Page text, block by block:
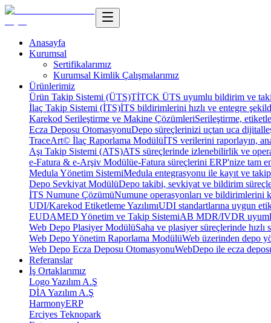
Anasayfa
Kurumsal
Sertifikalarımız
Kurumsal Kimlik Çalışmalarımız
Ürünlerimiz
Ürün Takip Sistemi (ÜTS)TİTCK ÜTS uyumlu bildirim ve
İlaç Takip Sistemi (İTS)İTS bildirimlerini hızlı ve entegre
Karekod Serileştirme ve Makine ÇözümleriSerileştirme,
Ecza Deposu OtomasyonuDepo süreçlerinizi uçtan uca
TraceArt© İlaç Raporlama ModülüİTS verilerini raporlayın,
Aşı Takip Sistemi (ATS)ATS süreçlerinde izlenebilirlik ve
e-Fatura & e-Arşiv Modülüe-Fatura süreçlerini ERP'nize tam
Medula Yönetim SistemiMedula entegrasyonu ile kayıt ve
Depo Sevkiyat ModülüDepo takibi, sevkiyat ve bildirim
İTS Numune ÇözümüNumune operasyonları ve bildirimlerini
UDI/Karekod Etiketleme YazılımıUDI standartlarına uygun
EUDAMED Yönetim ve Takip SistemiAB MDR/IVDR
Web Depo Plasiyer ModülüSaha ve plasiyer süreçlerinde hızlı
Web Depo Yönetim Raporlama ModülüWeb üzerinden depo
Web Depo Ecza Deposu OtomasyonuWebDepo ile ecza
Referanslar
İş Ortaklarımız
Logo Yazılım A.Ş
DİA Yazılım A.Ş
HarmonyERP
Erciyes Teknopark